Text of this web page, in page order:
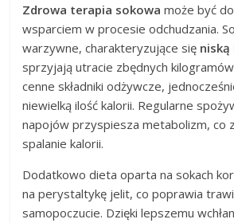
Zdrowa terapia sokowa może być
wsparciem w procesie odchudzania.
warzywne, charakteryzujące się niską
sprzyjają utracie zbędnych
cenne składniki odżywcze,
niewielką ilość kalorii. Regularne
napojów przyspiesza metabolizm, co
spalanie kalorii.
Dodatkowo dieta oparta na sokach
na perystaltykę jelit, co poprawia
samopoczucie. Dzięki lepszemu